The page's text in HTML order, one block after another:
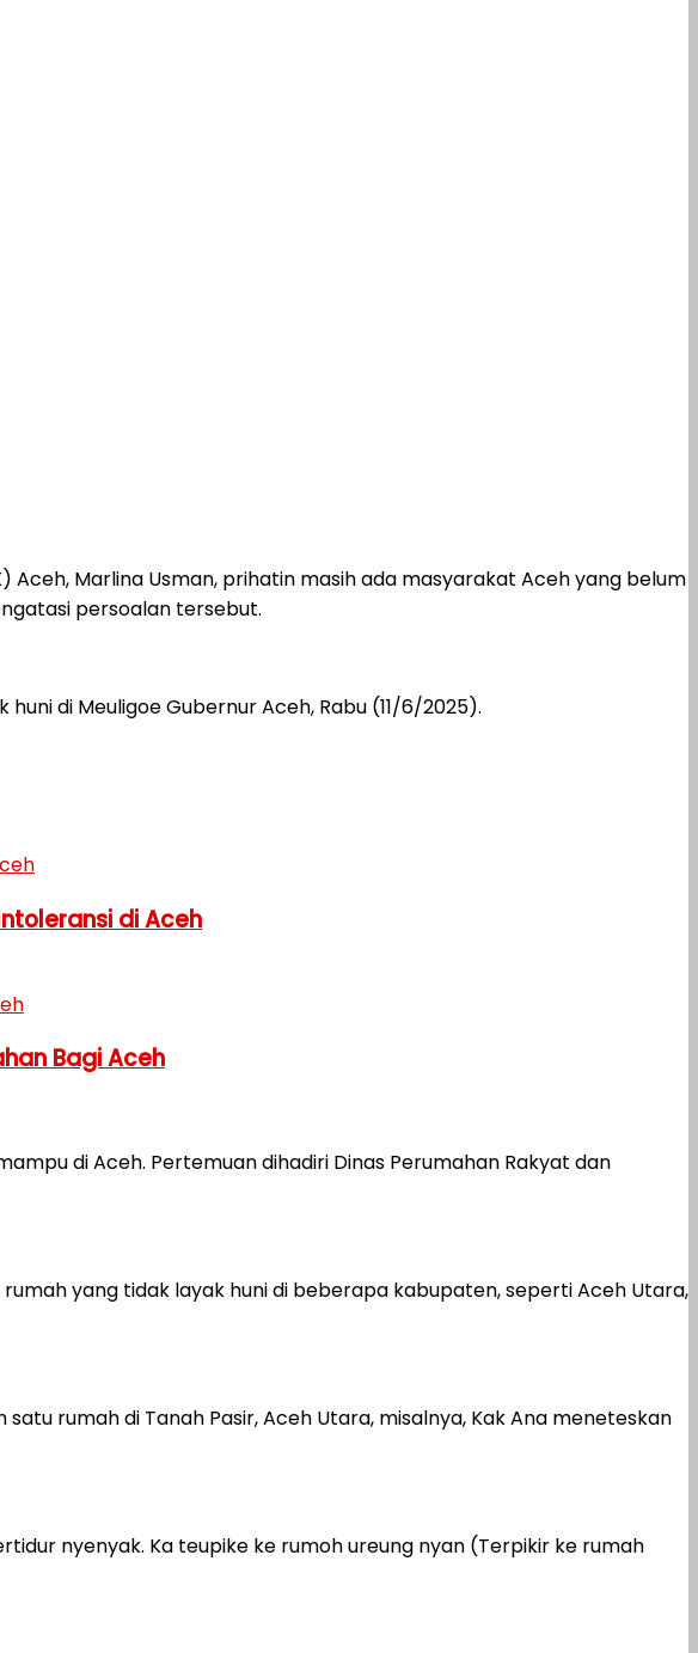
Marlina Usman, prihatin masih ada masyarakat Aceh yang belum
persoalan tersebut.
di Meuligoe Gubernur Aceh, Rabu (11/6/2025).
di Aceh
Bagi Aceh
di Aceh. Pertemuan dihadiri Dinas Perumahan Rakyat dan
yang tidak layak huni di beberapa kabupaten, seperti Aceh Utara,
rumah di Tanah Pasir, Aceh Utara, misalnya, Kak Ana meneteskan
nyenyak. Ka teupike ke rumoh ureung nyan (Terpikir ke rumah